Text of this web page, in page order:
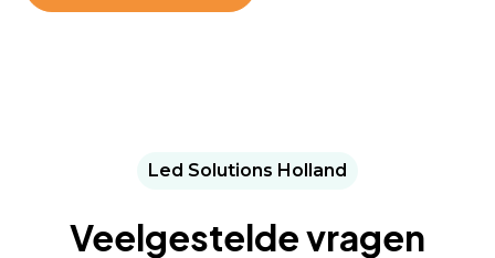
Led Solutions Holland
Veelgestelde vragen